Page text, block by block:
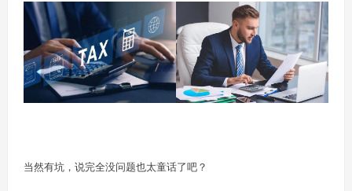
当然有坑，说完全没问题也太童话了吧？